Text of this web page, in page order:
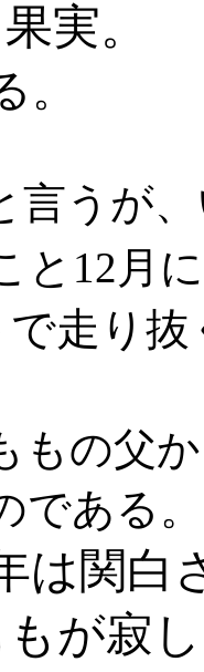
実。
言うが
と12月
走り抜
もの父
である
は関白
が寂